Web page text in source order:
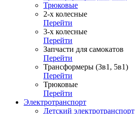
Трюковые
2-х колесные
Перейти
3-х колесные
Перейти
Запчасти для самокатов
Перейти
Трансформеры (3в1, 5в1)
Перейти
Трюковые
Перейти
Электротранспорт
Детский электротранспорт